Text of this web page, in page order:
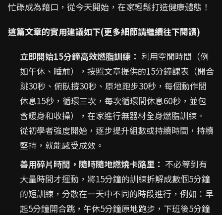
忙碌成為藉口，從今天開始，在家輕鬆打造健康體態！
這篇文章的實用建議如下(更多細節請繼續往下閱讀)
立即開始15分鐘高效燃脂訓練： 利用空閒時間（例
如午休、睡前），按照文章提供的15分鐘課表（開合
跳30秒、俯臥撐30秒、原地跑步30秒，每個動作間
休息15秒，循環三次，每次循環間休息60秒，並包
含暖身和收操），在家進行無器材全身燃脂訓練。
從初學者強度開始，逐步提升組數或持續時間，持續
堅持，就能感受成效。
善用碎片時間，隨時隨地燃燒卡路里： 不必等到有
大量時間才運動，將15分鐘的訓練拆解成數個5分鐘
的短訓練，分散在一天中不同的時段進行，例如：早
起5分鐘開合跳，午休5分鐘原地跑步，下班後5分鐘